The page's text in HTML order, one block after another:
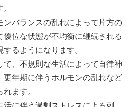
ンバランスの乱れによって片方の
優位な状態が不均衡に継続される
るようになります。
て、不規則な生活によって自律神
更年期に伴うホルモンの乱れなど
ます。